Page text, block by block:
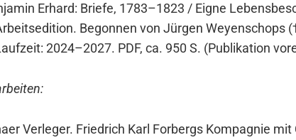
Erhard: Brie­fe, 1783–1823 / Eig­ne
Begon­nen von Jür­gen Wey­en­schops
2024–2027. PDF, ca. 950 S. (Publi­ka­ti­on
Ver­le­ger. Fried­rich Karl For­bergs Kom­pa­gnie mit